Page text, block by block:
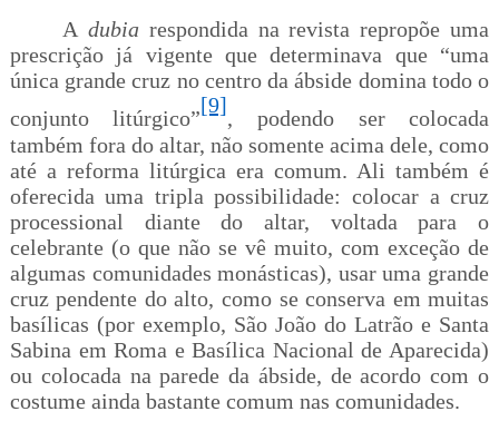
A dubiarespondida na revista repropõe uma
prescrição já vigente que determinava que “uma
única grande cruz no centro da ábside domina todo o
conjunto litúrgico”
[9]
, podendo ser colocada
também fora do altar, não somente acima dele, como
até a reforma litúrgica era comum. Ali também é
oferecida uma tripla possibilidade: colocar a cruz
processional diante do altar, voltada para o
celebrante (o que não se vê muito, com exceção de
algumas comunidades monásticas), usar uma grande
cruz pendente do alto, como se conserva em muitas
basílicas (por exemplo, São João do Latrão e Santa
Sabina em Roma e Basílica Nacional de Aparecida)
ou colocada na parede da ábside, de acordo com o
costume ainda bastante comum nas comunidades.